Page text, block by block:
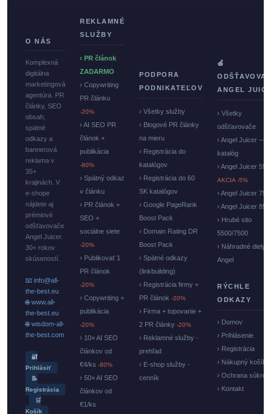
O NÁS
Komplexná
digitálna
marketingová
agentúra. PR
články, SEO
obsah,
spätné
odkazy a
bannerová
reklama v
35+
krajinách. V
e-shope
nájdete aj
prémiové
odšťavovače
Angel Juicer.
30+ rokov
skúseností.
📧 info@all-
the-best.eu
🌐 www.all-
the-best.eu
🌐 wisdom-all-
the-best.com
🔐
Prihlásiť
📝
Registrácia
🛒
Košík
REKLAMNÉ
SLUŽBY
› PR článok
ZADARMO
› Copywriting
PR článku
-20%
› AI SEO PR
článok +
publikácia
-80%
› Spätný odkaz
v článku
› PR článok +
SEO +
sociálne siete
-20%
› Publikovať 1
PR článok
-20%
› Copywriting +
publikácia
-20%
› 10× AI SEO
článkov od
€4/ks -80%
› 50× AI SEO
článkov od
€1/ks
PODPORA
PODNIKATEĽOV
› Všetky služby
› Blogové PR články
na mieru
› Registrácia do
katalógov
› Registrácia do 60
SK katalógov
› Google PageRank
Boost Pack
› Domain Rating DR
Boost Pack
› Spätné odkazy
(linkbuilding)
› Registrácia firmy +
PR článok -20%
› Firma + topovanie +
2 PR články -20%
› Reklamné služby -
prehľad
› E-shop služby -
cenník
🍏
ANGEL
› Všetky
odšťavovače
› Angel Juicer —
katalóg
› Angel Juicer
AKCIA -5%
› Angel Juicer
› Angel Juicer
› Hrubé sito
5500/7500
› Náhradné diely
Angel
RÝCHLE
ODKAZY
› Domov
› Prihlásenie
› Registrácia
› Nákupný košík
› Ochrana
› Kontakt